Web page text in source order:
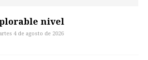
nivel
4 de agosto de 2026